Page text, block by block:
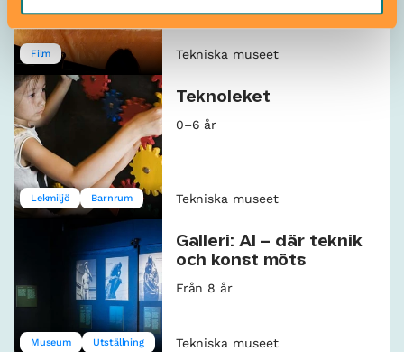
Film Tekniska museet
Lekmiljö Barnrum
Teknoleket
0–6 år
Tekniska museet
Museum Utställning
Galleri: AI – där teknik
och konst möts
Från 8 år
Tekniska museet